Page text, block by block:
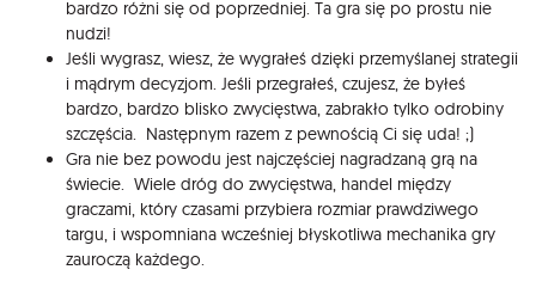
bardzo różni się od poprzedniej. Ta gra się po prostu nie
nudzi!
Jeśli wygrasz, wiesz, że wygrałeś dzięki przemyślanej strategii
i mądrym decyzjom. Jeśli przegrałeś, czujesz, że byłeś
bardzo, bardzo blisko zwycięstwa, zabrakło tylko odrobiny
szczęścia. Następnym razem z pewnością Ci się uda! ;)
Gra nie bez powodu jest najczęściej nagradzaną grą na
świecie. Wiele dróg do zwycięstwa, handel między
graczami, który czasami przybiera rozmiar prawdziwego
targu, i wspomniana wcześniej błyskotliwa mechanika gry
zauroczą każdego.